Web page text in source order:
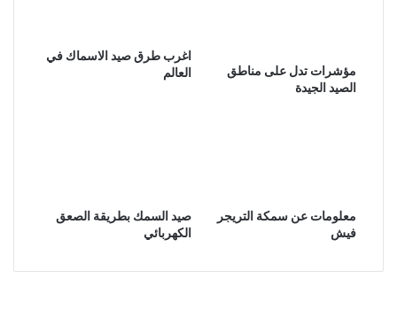
اغرب طرق صيد الاسماك في
العالم
مؤشرات تدل على مناطق
الصيد الجيدة
صيد السمك بطريقة الصعق
الكهربائي
معلومات عن سمكة التريجر
فيش